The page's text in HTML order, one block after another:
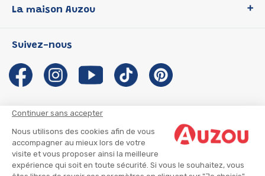
Continuer sans accepter
Nous utilisons des cookies afin de vous
accompagner au mieux lors de votre
visite et vous proposer ainsi la meilleure
expérience qui soit en toute sécurité. Si vous le souhaitez, vous
P'tit Loup
Les Influenceuses
Migali
Petite Taupe
La maison Auzou
Notre histoire
Auzou s'engage
Auteurs et illustrateurs Auzou
Suivre mon colis
Infos consommateur
Suivez-nous
CGU
CGV